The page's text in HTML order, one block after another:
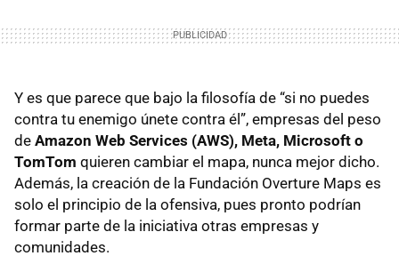
Y es que parece que bajo la filosofía de “si no puedes
contra tu enemigo únete contra él”, empresas del peso
de Amazon Web Services (AWS), Meta, Microsoft o
TomTom quieren cambiar el mapa, nunca mejor dicho.
Además, la creación de la Fundación Overture Maps es
solo el principio de la ofensiva, pues pronto podrían
formar parte de la iniciativa otras empresas y
comunidades.